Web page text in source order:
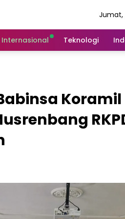
Jumat,
Internasional Teknologi
Koramil